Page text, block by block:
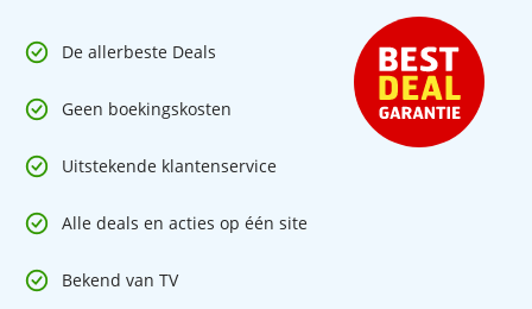
De allerbeste Deals
Geen boekingskosten
Uitstekende klantenservice
Alle deals en acties op één site
Bekend van TV